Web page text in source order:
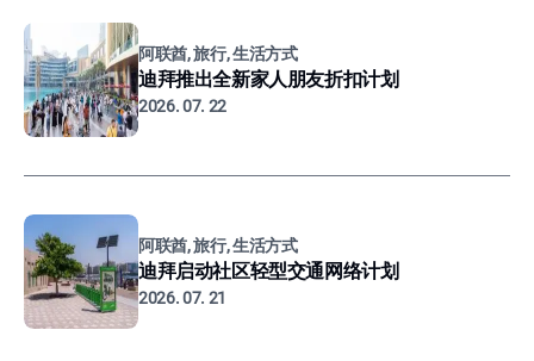
阿联酋, 旅行, 生活方式
迪拜推出全新家人朋友折扣计划
2026. 07. 22
阿联酋, 旅行, 生活方式
迪拜启动社区轻型交通网络计划
2026. 07. 21